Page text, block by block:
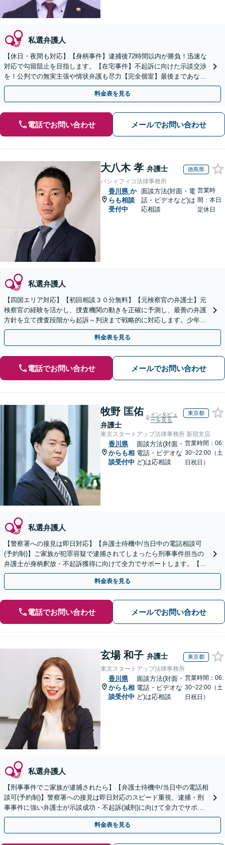
私選弁護人
【休日・夜間も対応】【身柄事件】逮捕後72時間以内が勝負！迅速な
対応で勾留阻止を目指します。【在宅事件】不起訴に向けた示談交渉
を！公判での無実主張や情状弁護も尽力【完全個室】最後まであなた
の味方です。ご相談ください。
料金表を見る
電話でお問い合わせ メールでお問い合わせ
大八木 孝 弁護士 徳島県
パシィフィコ法律事務所
香川県 か
らも相談
受付中
面談方法(対面・電
話・ビデオなど)は
応相談
営業時
間：本日
定休日
私選弁護人
【四国エリア対応】【初回相談３０分無料】【元検察官の弁護士】元
検察官の経験を活かし、捜査機関の動きを正確に予測し、最善の弁護
方針を立て捜査段階から起訴～判決まで戦略的に対応します。少年事
件ではお子さまの更生と社会復帰への道筋を共に考えます
料金表を見る
電話でお問い合わせ メールでお問い合わせ
牧野 匡佑
弁護士
インタビュ
ーを見る
東京都
東京スタートアップ法律事務所 新宿支店
香川県
からも相
談受付中
面談方法(対面・
電話・ビデオな
ど)は応相談
営業時間：06:
30~22:00（土
日祝日）
私選弁護人
【警察署への接見は即日対応】【弁護士待機中/当日中の電話相談可
(予約制)】ご家族が犯罪容疑で逮捕されてしまったら刑事事件担当の
弁護士が身柄釈放・不起訴獲得に向けて全力でサポートします。【毎
月100名以上の相談実績】【全国対応】
料金表を見る
電話でお問い合わせ メールでお問い合わせ
玄場 和子 弁護士 東京都
東京スタートアップ法律事務所
香川県
からも相
談受付中
面談方法(対面・
電話・ビデオな
ど)は応相談
営業時間：06:
30~22:00（土
日祝日）
私選弁護人
【刑事事件でご家族が逮捕されたら】【弁護士待機中/当日中の電話相
談可(予約制)】警察署への接見は即日対応のスピード重視、逮捕・刑
事事件に強い弁護士が示談成功・不起訴(減刑)に向けて全力でサポー
トします。【加害者側の相談専門】
料金表を見る